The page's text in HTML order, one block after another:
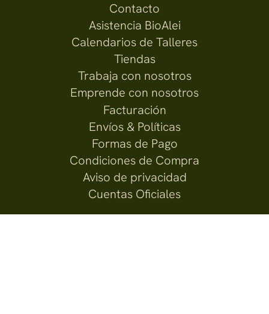
Contacto
Asistencia BioAlei
Calendarios de Talleres
Tiendas
Trabaja con nosotros
Emprende con nosotros
Facturación
Envíos & Políticas
Formas de Pago
Condiciones de Compra
Aviso de privacidad
Cuentas Oficiales